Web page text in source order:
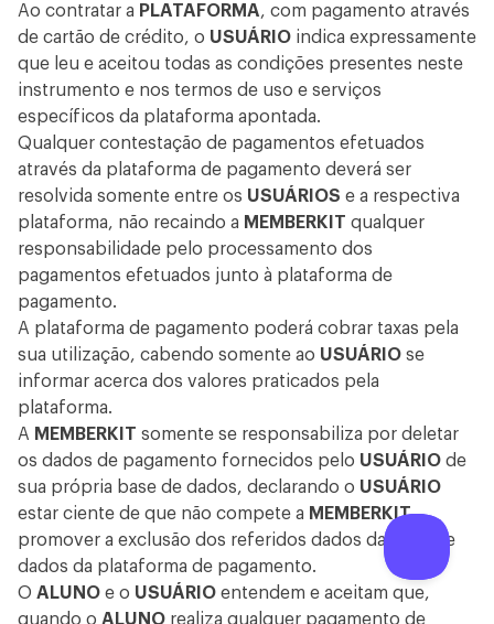
Ao contratar a PLATAFORMA, com pagamento através
de cartão de crédito, o USUÁRIO indica expressamente
que leu e aceitou todas as condições presentes neste
instrumento e nos termos de uso e serviços
específicos da plataforma apontada.
Qualquer contestação de pagamentos efetuados
através da plataforma de pagamento deverá ser
resolvida somente entre os USUÁRIOS e a respectiva
plataforma, não recaindo a MEMBERKIT qualquer
responsabilidade pelo processamento dos
pagamentos efetuados junto à plataforma de
pagamento.
A plataforma de pagamento poderá cobrar taxas pela
sua utilização, cabendo somente ao USUÁRIO se
informar acerca dos valores praticados pela
plataforma.
A MEMBERKIT somente se responsabiliza por deletar
os dados de pagamento fornecidos pelo USUÁRIO de
sua própria base de dados, declarando o USUÁRIO
estar ciente de que não compete a MEMBERKIT
promover a exclusão dos referidos dados da base de
dados da plataforma de pagamento.
O ALUNO e o USUÁRIO entendem e aceitam que,
quando o ALUNO realiza qualquer pagamento de